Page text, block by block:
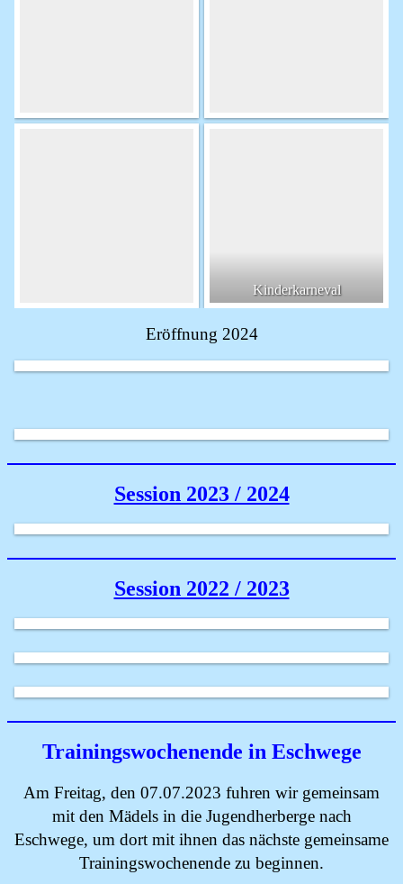
Kinderkarneval
Eröffnung 2024
Session 2023 / 2024
Session 2022 / 2023
Trainingswochenende in Eschwege
Am Freitag, den 07.07.2023 fuhren wir gemeinsam
mit den Mädels in die Jugendherberge nach
Eschwege, um dort mit ihnen das nächste gemeinsame
Trainingswochenende zu beginnen.